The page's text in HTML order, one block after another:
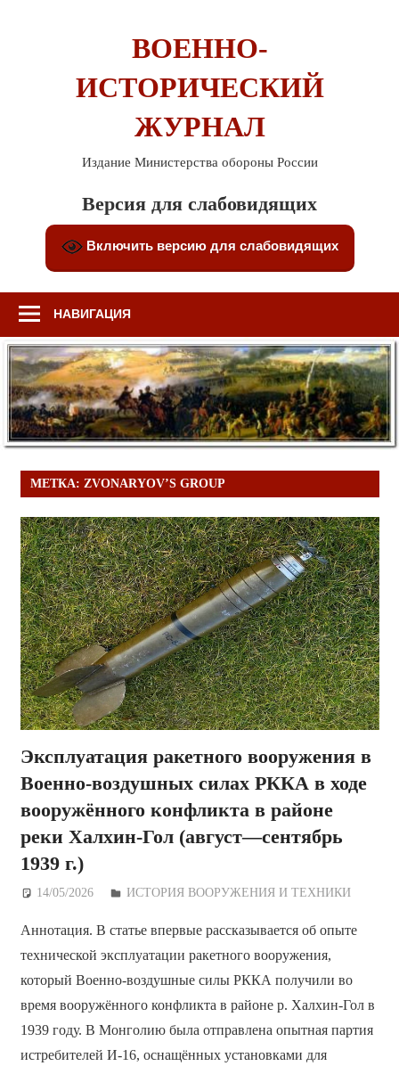
ВОЕННО-
ИСТОРИЧЕСКИЙ
ЖУРНАЛ
Издание Министерства обороны России
Версия для слабовидящих
Включить версию для слабовидящих
НАВИГАЦИЯ
МЕТКА: ZVONARYOV’S GROUP
Эксплуатация ракетного вооружения в
Военно-воздушных силах РККА в ходе
вооружённого конфликта в районе
реки Халхин-Гол (август—сентябрь
1939 г.)
14/05/2026 Дежурный по Редакции
ИСТОРИЯ ВООРУЖЕНИЯ И ТЕХНИКИ
Аннотация. В статье впервые рассказывается об опыте
технической эксплуатации ракетного вооружения,
который Военно-воздушные силы РККА получили во
время вооружённого конфликта в районе р. Халхин-Гол в
1939 году. В Монголию была отправлена опытная партия
истребителей И-16, оснащённых установками для